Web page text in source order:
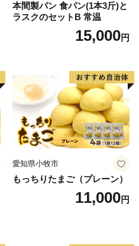
本間製パン 食パン(1本3斤)と
ラスクのセットB 常温
15,000円
愛知県小牧市
もっちりたまご（プレーン）
11,000円